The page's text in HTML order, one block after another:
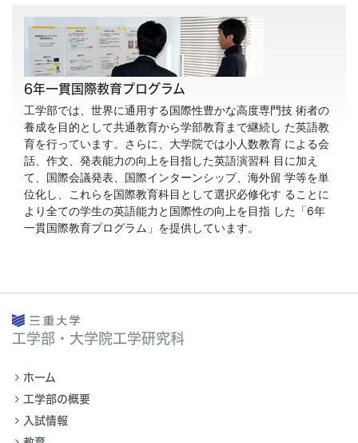
6年一貫国際教育プログラム
工学部では、世界に通用する国際性豊かな高度専門技 術者の
養成を目的として共通教育から学部教育まで継続し た英語教
育を行っています。さらに、大学院では小人数教育 による会
話、作文、発表能力の向上を目指した英語演習科 目に加え
て、国際会議発表、国際インターンシップ、海外留 学等を単
位化し、これらを国際教育科目として選択必修化す ることに
より全ての学生の英語能力と国際性の向上を目指 した「6年
一貫国際教育プログラム」を提供しています。
工学部・大学院工学研究科
ホーム
工学部の概要
入試情報